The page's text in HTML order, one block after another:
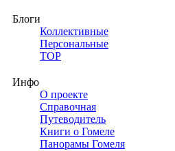
Блоги
Коллективные
Персональные
TOP
Инфо
О проекте
Справочная
Путеводитель
Книги о Гомеле
Панорамы Гомеля